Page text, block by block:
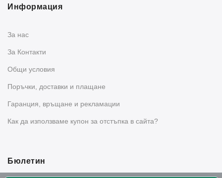
Информация
За нас
За Контакти
Общи условия
Поръчки, доставки и плащане
Гаранция, връщане и рекламации
Как да използваме купон за отстъпка в сайта?
Бюлетин